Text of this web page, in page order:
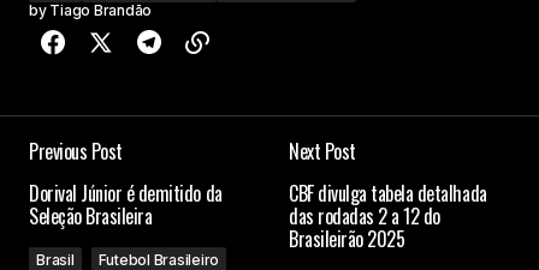
by Tiago Brandão
Previous Post
Dorival Júnior é demitido da
Seleção Brasileira
Brasil Futebol Brasileiro
Next Post
CBF divulga tabela detalhada
das rodadas 2 a 12 do
Brasileirão 2025